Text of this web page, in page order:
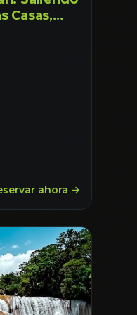
Casas,
ahora →